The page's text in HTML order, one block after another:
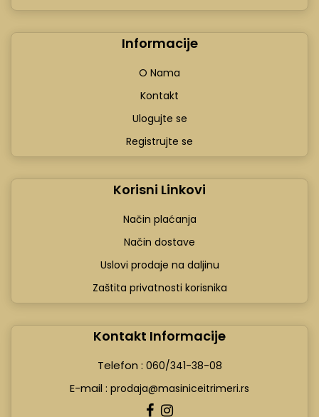
Informacije
O Nama
Kontakt
Ulogujte se
Registrujte se
Korisni Linkovi
Način plaćanja
Način dostave
Uslovi prodaje na daljinu
Zaštita privatnosti korisnika
Kontakt Informacije
Telefon : 060/341-38-08
E-mail : prodaja@masiniceitrimeri.rs